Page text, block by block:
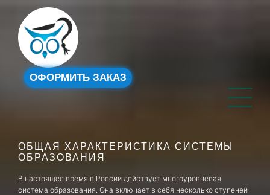
ОФОРМИТЬ ЗАКАЗ
ОБЩАЯ ХАРАКТЕРИСТИКА СИСТЕМЫ
ОБРАЗОВАНИЯ
В настоящее время в России действует многоуровневая
система образования. Она включает в себя несколько ступеней